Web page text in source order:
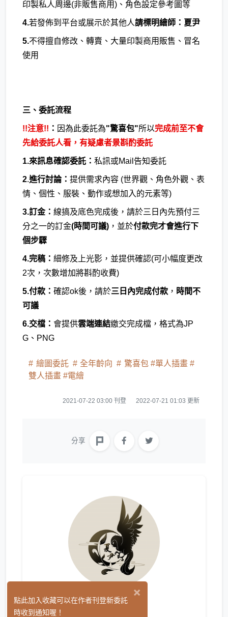
印製私人周邊(非販售商用)、角色設定參考圖等
4.若發佈到平台或展示於其他人請標明繪師：夏尹
5.不得擅自修改、轉賣、大量印製商用販售、冒名
使用
三、委託流程
!!注意!! ： 因為此委託為"驚喜包"所以完成前至不會
先給委託人看，有疑慮者景斟酌委託
1.來訊息確認委託： 私訊或Mail告知委託
2.進行討論： 提供需求內容 (世界觀、角色外觀、表
情、個性、服裝、動作或想加入的元素等)
3.訂金： 線搞及底色完成後，請於三日內先預付三
分之一的訂金(時間可議) ，並於付款完才會進行下
個步驟
4.完稿： 細修及上光影，並提供確認(可小幅度更改
2次，次數增加將斟酌收費)
5.付款： 確認ok後，請於三日內完成付款 ， 時間不
可議
6.交檔： 會提供雲端連結繳交完成檔，格式為JP
G、PNG
繪圖委託 全年齡向
驚喜包 #單人插畫 #
雙人插畫 #電繪
2021-07-22 03:00 刊登 2022-07-21 01:03 更新
分享
夏尹 (0)
×
點此加入收藏可以在作者刊登新委託
時收到通知喔！